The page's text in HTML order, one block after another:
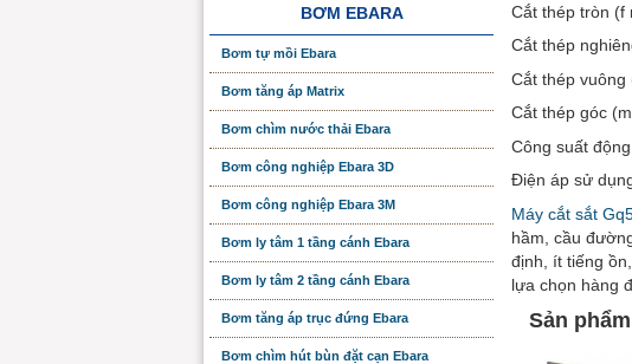
Cắt thép tròn (f
Cắt thép
Cắt thép vuông
Cắt thép góc
Công suất
Điện áp sử
Máy cắt sắt
hầm, cầu
định, ít tiếng
lựa chọn hàng
Sản
BƠM EBARA
Bơm tự mồi Ebara
Bơm tăng áp Matrix
Bơm chìm nước thải Ebara
Bơm công nghiệp Ebara 3D
Bơm công nghiệp Ebara 3M
Bơm ly tâm 1 tầng cánh Ebara
Bơm ly tâm 2 tầng cánh Ebara
Bơm tăng áp trục đứng Ebara
Bơm chìm hút bùn đặt cạn Ebara